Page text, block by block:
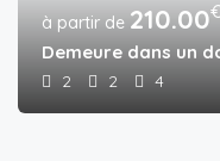
210.00€
Demeure dans un
2 2 4